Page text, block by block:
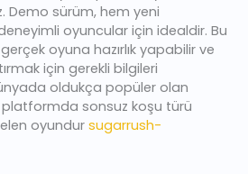
Demo sürüm, hem yeni
oyuncular için idealdir. Bu
oyuna hazırlık yapabilir ve
için gerekli bilgileri
oldukça popüler olan
platformda sonsuz koşu türü
oyundur sugarrush-